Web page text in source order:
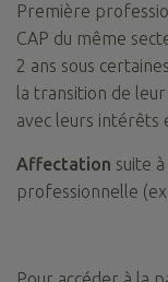
Première
CAP du même
2 ans sous
la transition de
avec leurs intérêts
Affectation suite
professionnelle (ex